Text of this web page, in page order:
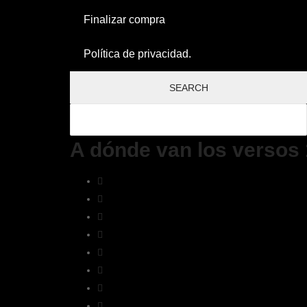
Finalizar compra
Política de privacidad.
A dónde van los versos